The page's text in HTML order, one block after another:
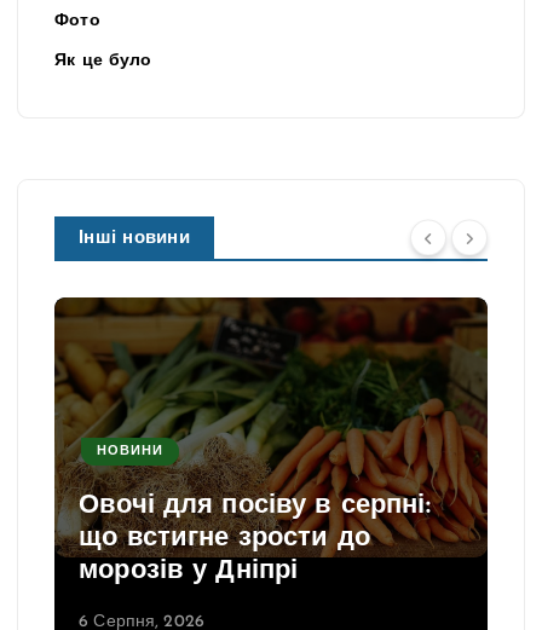
Фото
Як це було
Інші новини
НОВИНИ
Овочі для посіву в серпні:
що встигне зрости до
морозів у Дніпрі
6 Серпня, 2026